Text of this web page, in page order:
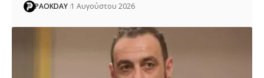
PAOKDAY 1 Αυγούστου 2026